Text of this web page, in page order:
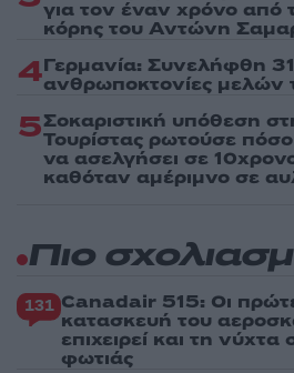
για τον έναν χρόνο από
κόρης του Αντώνη
4Γερμανία: Συνελήφθη
ανθρωποκτονίες μελών
5Σοκαριστική υπόθεση
Τουρίστας ρωτούσε
να ασελγήσει σε
καθόταν αμέριμνο σε
Πιο
131 Canadair 515: Οι
κατασκευή του
επιχειρεί και τη
φωτιάς